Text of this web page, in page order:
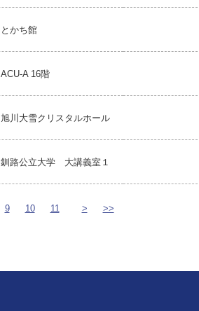
とかち館
ACU-A 16階
旭川大雪クリスタルホール
釧路公立大学 大講義室１
9 10 11 > >>